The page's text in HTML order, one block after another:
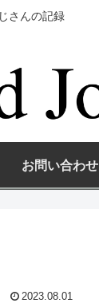
さんの記録
お問い合わせ
2023.08.01